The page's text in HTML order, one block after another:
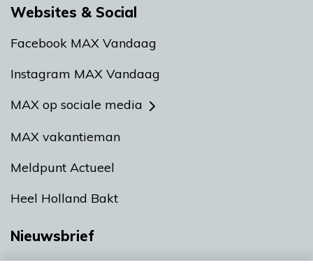
Websites & Social
Facebook MAX Vandaag
Instagram MAX Vandaag
MAX op sociale media
MAX vakantieman
Meldpunt Actueel
Heel Holland Bakt
Nieuwsbrief